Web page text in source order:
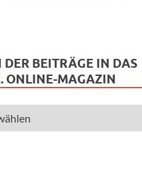
DER BEITRÄGE IN DAS
ONLINE-MAGAZIN